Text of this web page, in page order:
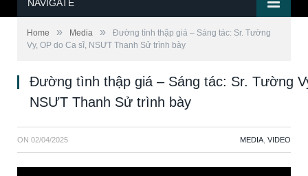
NAVIGATE
Home » Media »
Đường tình thập giá – Sáng tác: Sr. Tường
Vy, OP do Ca sĩ, NSƯT Thanh Sử trình bày
Đường tình thập giá – Sáng tác: Sr. Tường
NSƯT Thanh Sử trình bày
ON 02/04/2025 MEDIA VIDEO